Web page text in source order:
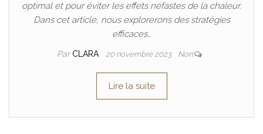
optimal et pour éviter les effets néfastes de la chaleur.
Dans cet article, nous explorerons des stratégies
efficaces…
Par CLARA 20 novembre 2023 Non
Lire la suite